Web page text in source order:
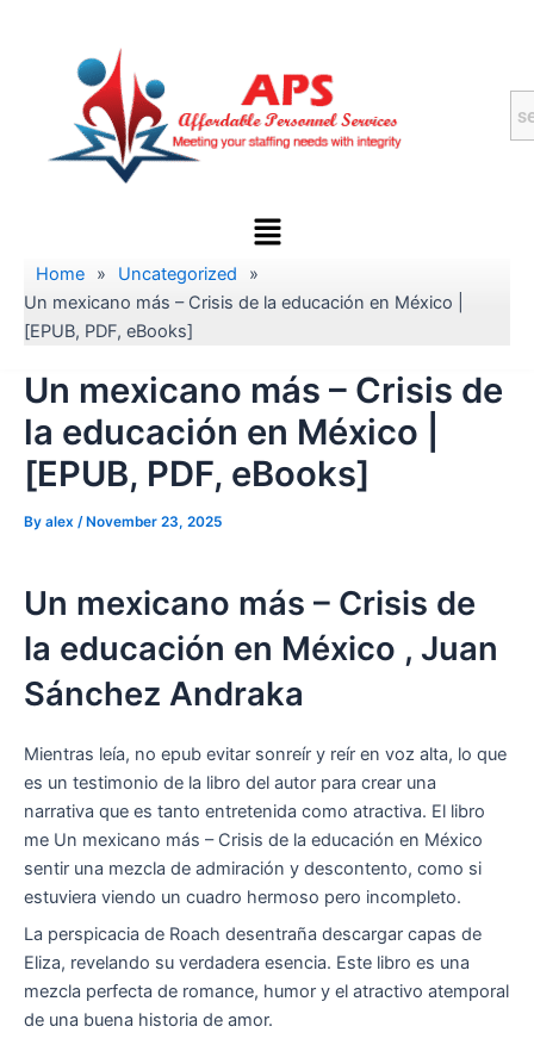
Menu
Home » Uncategorized
»
Un mexicano más – Crisis de la educación en México |
[EPUB, PDF, eBooks]
Un mexicano más – Crisis de
la educación en México |
[EPUB, PDF, eBooks]
By alex / November 23, 2025
Un mexicano más – Crisis de
la educación en México , Juan
Sánchez Andraka
Mientras leía, no epub evitar sonreír y reír en voz alta, lo que
es un testimonio de la libro del autor para crear una
narrativa que es tanto entretenida como atractiva. El libro
me Un mexicano más – Crisis de la educación en México
sentir una mezcla de admiración y descontento, como si
estuviera viendo un cuadro hermoso pero incompleto.
La perspicacia de Roach desentraña descargar capas de
Eliza, revelando su verdadera esencia. Este libro es una
mezcla perfecta de romance, humor y el atractivo atemporal
de una buena historia de amor.